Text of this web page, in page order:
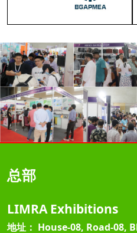
总部
LIMRA Exhibitions
地址： House-08, Road-08,